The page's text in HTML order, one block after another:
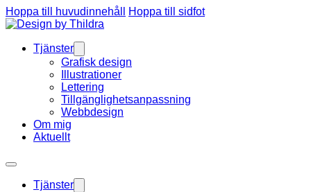
Hoppa till huvudinnehåll Hoppa till sidfot
Tjänster
Grafisk design
Illustrationer
Lettering
Tillgänglighetsanpassning
Webbdesign
Om mig
Aktuellt
Tjänster